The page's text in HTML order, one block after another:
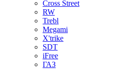
Cross Street
RW
Trebl
Megami
X'trike
SDT
iFree
ГАЗ